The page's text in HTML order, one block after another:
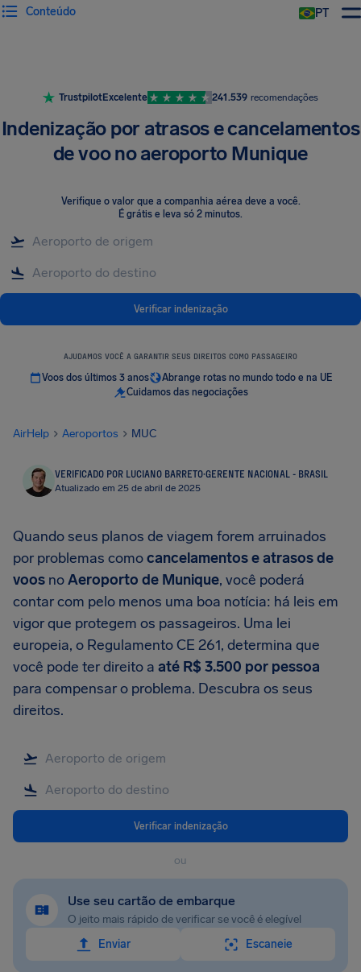
PT
Conteúdo
TrustpilotExcelente 241.539 recomendações
Indenização por atrasos e cancelamentos
de voo no aeroporto Munique
Verifique o valor que a companhia aérea deve a você.
É grátis e leva só 2 minutos.
Verificar indenização
AJUDAMOS VOCÊ A GARANTIR SEUS DIREITOS COMO PASSAGEIRO
Voos dos últimos 3 anos
Abrange rotas no mundo todo e na UE
Cuidamos das negociações
AirHelp Aeroportos MUC
VERIFICADO POR LUCIANO BARRETO·GERENTE NACIONAL - BRASIL
Atualizado em 25 de abril de 2025
Quando seus planos de viagem forem arruinados
por problemas comocancelamentos e atrasos de
voos noAeroporto de Munique, você poderá
contar com pelo menos uma boa notícia: há leis em
vigor que protegem os passageiros. Uma lei
europeia, o Regulamento CE 261, determina que
você pode ter direito a até R$ 3.500 por pessoa
para compensar o problema. Descubra os seus
direitos.
Verificar indenização
ou
Use seu cartão de embarque
O jeito mais rápido de verificar se você é elegível
Enviar
Escaneie